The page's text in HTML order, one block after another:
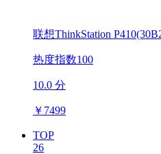
联想ThinkStation
热度指数100
10.0 分
￥ 7499
TOP
26